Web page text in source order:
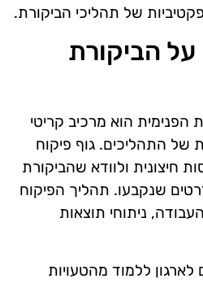
של תהליכי הביקורת.
הביקורת
הפנימית הוא מרכיב קריטי
של התהליכים. גוף פיקוח
חיצונית ולוודא שהביקורת
שנקבעו. תהליך הפיקוח
ניתוחי תוצאות
ללמוד מהטעויות